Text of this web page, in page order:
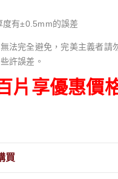
度有±0.5mm的誤差
法完全避免，完美主義者請
許誤差。
片享優惠價
買